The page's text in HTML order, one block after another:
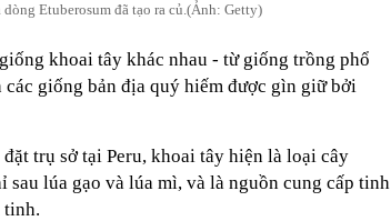
Etuberosum đã tạo ra củ.(Ảnh: Getty)
khoai tây khác nhau - từ giống trồng phổ
giống bản địa quý hiếm được gìn giữ bởi
trụ sở tại Peru, khoai tây hiện là loại cây
lúa gạo và lúa mì, và là nguồn cung cấp tinh
tinh.